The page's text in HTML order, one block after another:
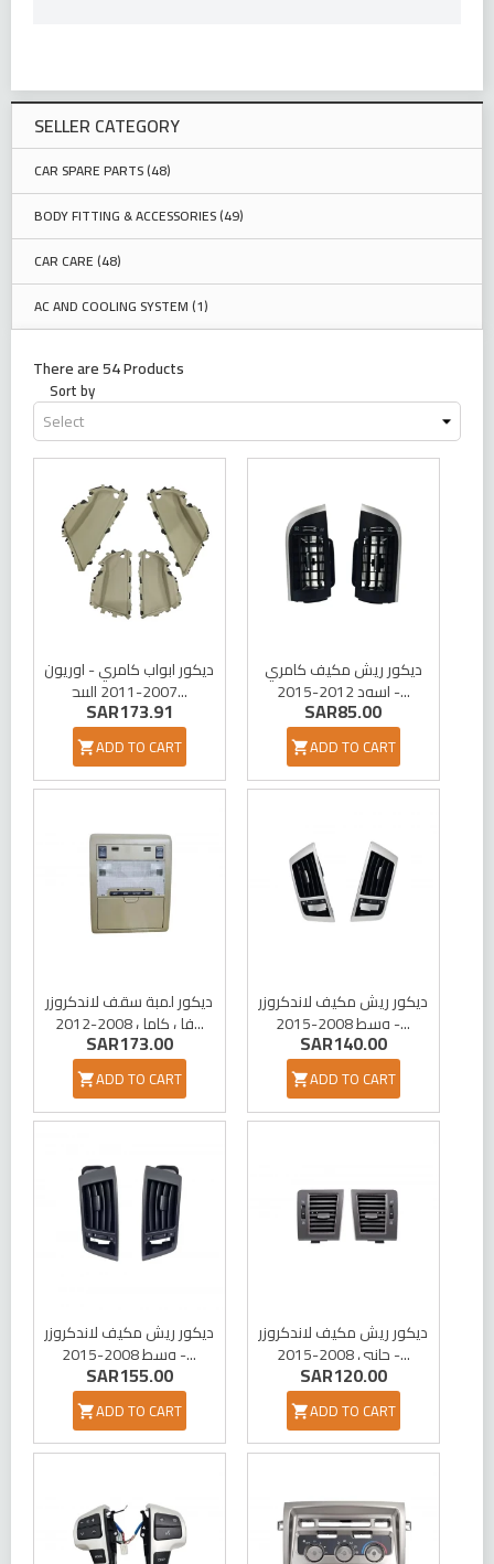
SELLER CATEGORY
CAR SPARE PARTS (48)
BODY FITTING & ACCESSORIES (49)
CAR CARE (48)
AC AND COOLING SYSTEM (1)
There are 54 Products
Sort by
ديكور ابواب كامري - اوريون
2007-2011 البيج...
SAR173.91
ADD TO CART
ديكور ريش مكيف كامري
اسود 2012-2015 -...
SAR85.00
ADD TO CART
ديكور لمبة سقف لاندكروزر
فل كامل 2008-2012...
SAR173.00
ADD TO CART
ديكور ريش مكيف لاندكروزر
وسط 2008-2015 -...
SAR140.00
ADD TO CART
ديكور ريش مكيف لاندكروزر
وسط 2008-2015 -...
SAR155.00
ADD TO CART
ديكور ريش مكيف لاندكروزر
جانبي 2008-2015 -...
SAR120.00
ADD TO CART